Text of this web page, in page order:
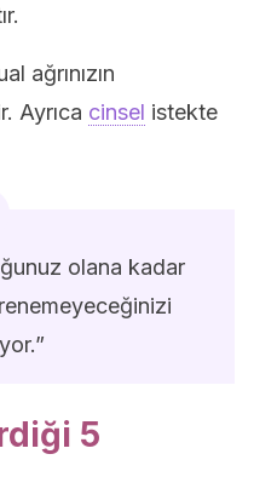
ağrınızın
Ayrıca cinsel istekte
olana kadar
5